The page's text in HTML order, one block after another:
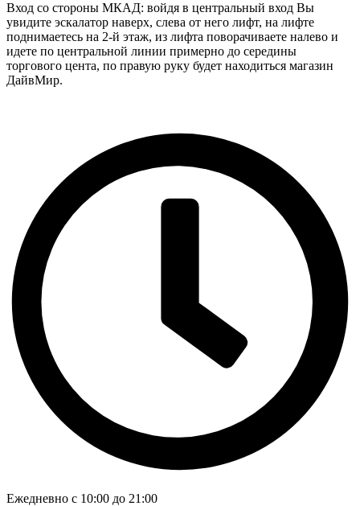
Вход со стороны МКАД: войдя в центральный вход Вы
увидите эскалатор наверх, слева от него лифт, на лифте
поднимаетесь на 2-й этаж, из лифта поворачиваете налево и
идете по центральной линии примерно до середины
торгового цента, по правую руку будет находиться магазин
ДайвМир.
Ежедневно с 10:00 до 21:00